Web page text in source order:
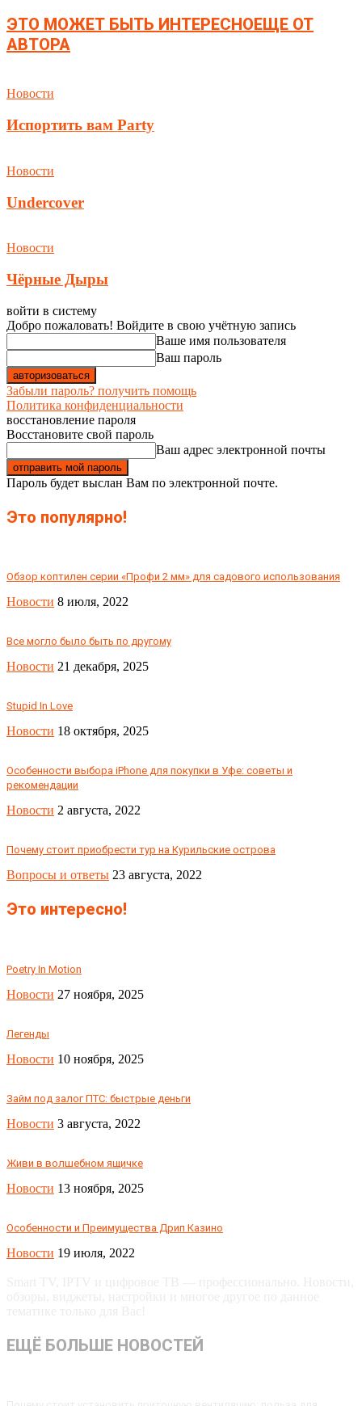
ЭТО МОЖЕТ БЫТЬ ИНТЕРЕСНОЕЩЕ ОТ
АВТОРА
Новости
Испортить вам Party
Новости
Undercover
Новости
Чёрные Дыры
войти в систему
Добро пожаловать! Войдите в свою учётную запись
Ваше имя пользователя
Ваш пароль
Забыли пароль? получить помощь
Политика конфиденциальности
восстановление пароля
Восстановите свой пароль
Ваш адрес электронной почты
Пароль будет выслан Вам по электронной почте.
Это популярно!
Обзор коптилен серии «Профи 2 мм» для садового использования
Новости 8 июля, 2022
Все могло было быть по другому
Новости 21 декабря, 2025
Stupid In Love
Новости 18 октября, 2025
Особенности выбора iPhone для покупки в Уфе: советы и
рекомендации
Новости 2 августа, 2022
Почему стоит приобрести тур на Курильские острова
Вопросы и ответы 23 августа, 2022
Это интересно!
Poetry In Motion
Новости 27 ноября, 2025
Легенды
Новости 10 ноября, 2025
Займ под залог ПТС: быстрые деньги
Новости 3 августа, 2022
Живи в волшебном ящичке
Новости 13 ноября, 2025
Особенности и Преимущества Дрип Казино
Новости 19 июля, 2022
ЕЩЁ БОЛЬШЕ НОВОСТЕЙ